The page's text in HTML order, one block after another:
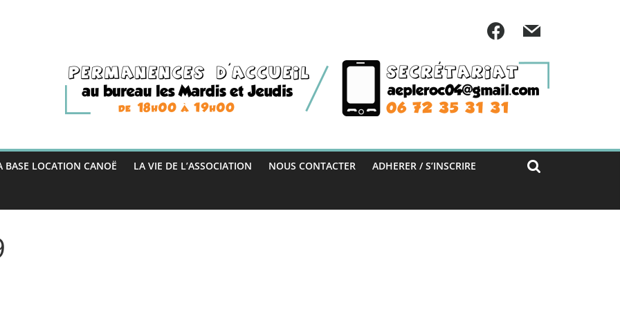
BASE LOCATION CANOË LA VIE DE L’ASSOCIATION NOUS CONTACTER ADHERER / S’INSCRIRE